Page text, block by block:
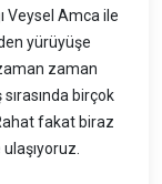
Veysel Amca ile
yürüyüşe
zaman
birçok
fakat biraz